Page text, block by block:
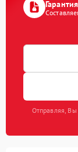
Отправляя, Вы